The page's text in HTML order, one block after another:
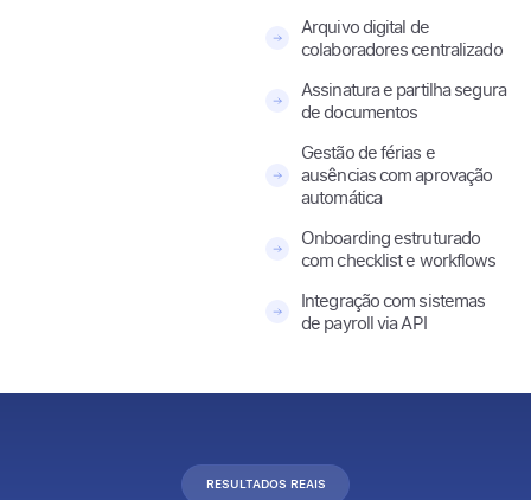
Arquivo digital de
colaboradores centralizado
Assinatura e partilha segura
de documentos
Gestão de férias e
ausências com aprovação
automática
Onboarding estruturado
com checklist e workflows
Integração com sistemas
de payroll via API
RESULTADOS REAIS